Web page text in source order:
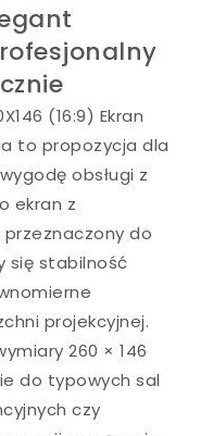
(16:9) Ekran
to propozycja dla
obsługi z
ekran z
przeznaczony do
się stabilność
projekcyjnej.
260 × 146
do typowych sal
czy